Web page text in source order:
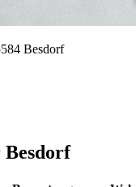
Besdorf